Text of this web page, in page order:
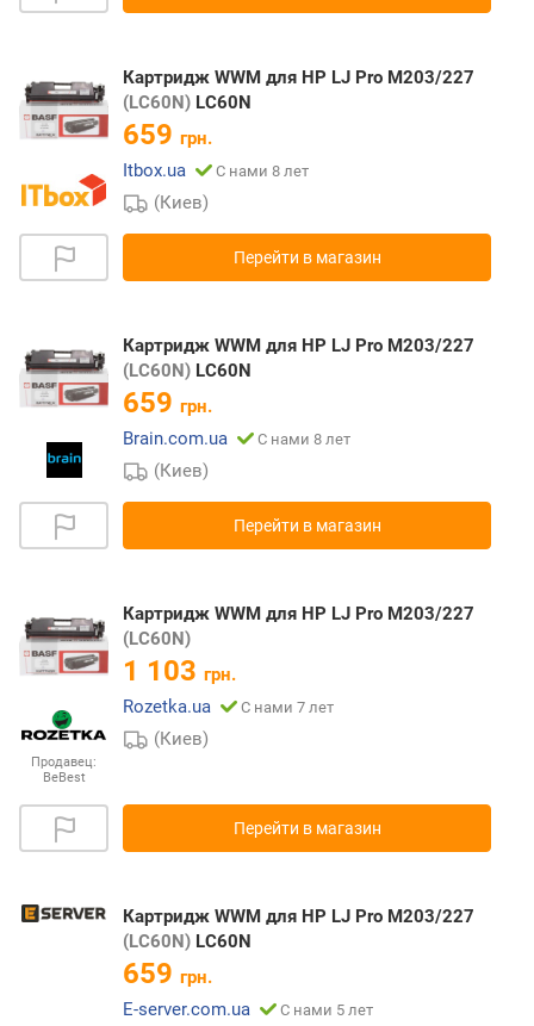
Картридж WWM для HP LJ Pro M203/227
(LC60N) LC60N
659 грн.
Itbox.ua
С нами 8 лет
(Киев)
Перейти в магазин
Картридж WWM для HP LJ Pro M203/227
(LC60N) LC60N
659 грн.
Brain.com.ua
С нами 8 лет
(Киев)
Перейти в магазин
Продавец:
BeBest
Картридж WWM для HP LJ Pro M203/227
(LC60N)
1 103 грн.
Rozetka.ua
С нами 7 лет
(Киев)
Перейти в магазин
Картридж WWM для HP LJ Pro M203/227
(LC60N) LC60N
659 грн.
E-server.com.ua
С нами 5 лет